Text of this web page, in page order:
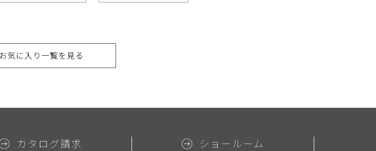
お気に入り一覧を見る
カタログ請求 ショールーム